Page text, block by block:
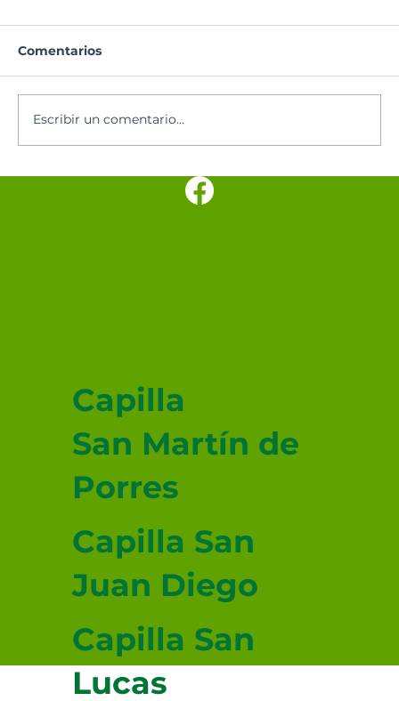
Los cinco minutos del Espíritu
Comentarios
Escribir un comentario...
Capilla
San Martín de
Porres
Capilla San
Juan Diego
Capilla San
Lucas